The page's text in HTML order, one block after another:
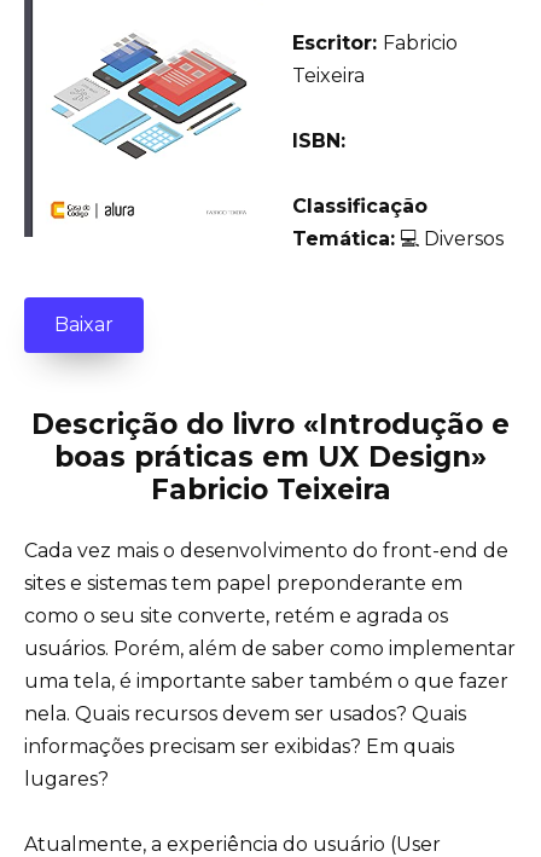
Еscritor: Fabricio
Teixeira
ISBN:
Classificação
Temática: 💻 Diversos
Baixar
Descrição do livro «Introdução e
boas práticas em UX Design»
Fabricio Teixeira
Cada vez mais o desenvolvimento do front-end de
sites e sistemas tem papel preponderante em
como o seu site converte, retém e agrada os
usuários. Porém, além de saber como implementar
uma tela, é importante saber também o que fazer
nela. Quais recursos devem ser usados? Quais
informações precisam ser exibidas? Em quais
lugares?
Atualmente, a experiência do usuário (User